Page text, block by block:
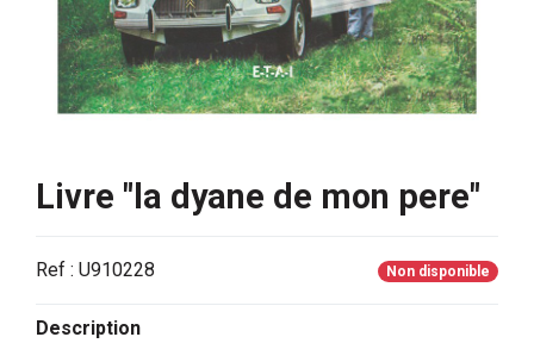
Livre "la dyane de mon pere"
Ref : U910228 Non disponible
Description